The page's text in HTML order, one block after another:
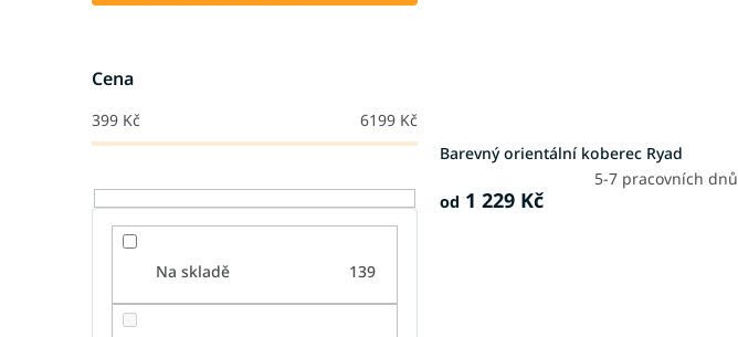
Cena
399 Kč 6199 Kč
Na skladě 139
Barevný orientální koberec Ryad
5-7 pracovních dnů
od 1 229 Kč